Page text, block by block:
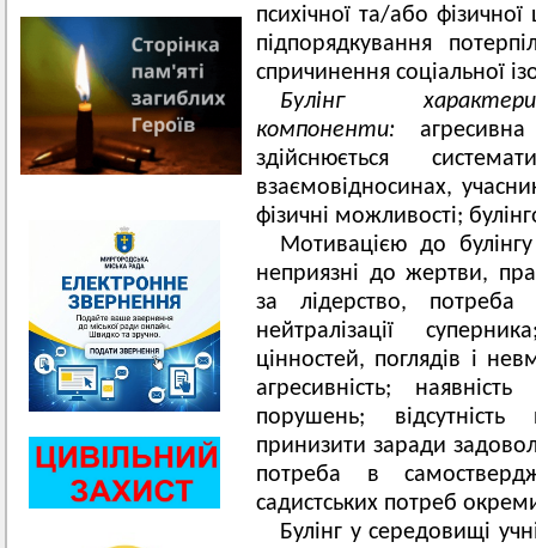
психічної та/або
підпорядкування
спричинення соціальної
Булінг
компоненти:
здійснюється
взаємовідносинах,
фізичні можливості;
Мотивацією до булінгу
неприязні до жертви,
за лідерство, потреба
нейтралізації
цінностей, поглядів і
агресивність;
порушень;
принизити заради
потреба в
садистських потреб
Булінг у середовищі